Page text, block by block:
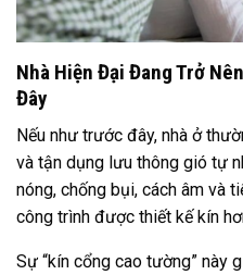
Nhà Hiện Đại Đang Trở
Đây
Nếu như trước đây, nhà ở
và tận dụng lưu thông gió tự
nóng, chống bụi, cách âm và
công trình được thiết kế kín
Sự “kín cổng cao tường” này